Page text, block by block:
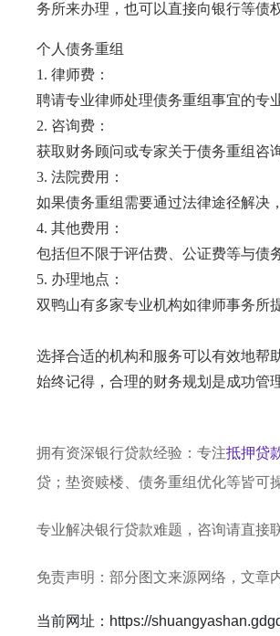
务所来办理，也可以直接向银行等债
个人债务重组
1. 律师费：
聘请专业律师处理债务重组事宜的专
2. 咨询费：
获取财务顾问或专家关于债务重组咨
3. 法院费用：
如果债务重组需要通过法律途径解决
4. 其他费用：
包括但不限于评估费、公证费等与债
5. 办理地点：
双鸭山有多家专业机构如律师事务所
选择合适的机构和服务可以有效地帮
始终记得，合理的财务规划是成功管
拥有资深银行贷款经验：专注抵押贷
贷；垫资赎楼、债务重组优化等皆可
专业解决银行贷款难题，咨询请直接
免责声明：部分图文来源网络，文章
当前网址：https://